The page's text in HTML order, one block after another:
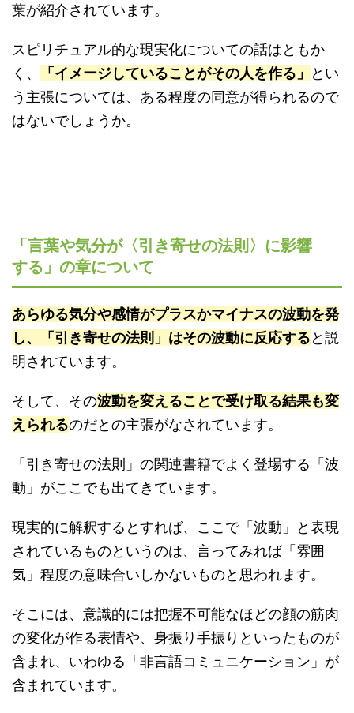
葉が紹介されています。
スピリチュアル的な現実化についての話はともか
く、
「イメージしていることがその人を作る」
とい
う主張については、ある程度の同意が得られるので
はないでしょうか。
「言葉や気分が〈引き寄せの法則〉に影響
する」の章について
あらゆる気分や感情がプラスかマイナスの波動を発
し、「引き寄せの法則」はその波動に反応すると説
明されています。
そして、その波動を変えることで受け取る結果も変
えられるのだとの主張がなされています。
「引き寄せの法則」の関連書籍でよく登場する「波
動」がここでも出てきています。
現実的に解釈するとすれば、ここで「波動」と表現
されているものというのは、言ってみれば「雰囲
気」程度の意味合いしかないものと思われます。
そこには、意識的には把握不可能なほどの顔の筋肉
の変化が作る表情や、身振り手振りといったものが
含まれ、いわゆる「非言語コミュニケーション」が
含まれています。